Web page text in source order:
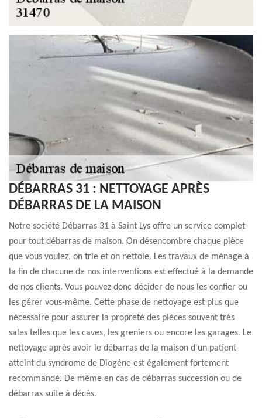
DÉBARRAS 31 : NETTOYAGE APRÈS
DÉBARRAS DE LA MAISON
Notre société Débarras 31 à Saint Lys offre un service complet
pour tout débarras de maison. On désencombre chaque pièce
que vous voulez, on trie et on nettoie. Les travaux de ménage à
la fin de chacune de nos interventions est effectué à la demande
de nos clients. Vous pouvez donc décider de nous les confier ou
les gérer vous-même. Cette phase de nettoyage est plus que
nécessaire pour assurer la propreté des pièces souvent très
sales telles que les caves, les greniers ou encore les garages. Le
nettoyage après avoir le débarras de la maison d'un patient
atteint du syndrome de Diogène est également fortement
recommandé. De même en cas de débarras succession ou de
débarras suite à décès.